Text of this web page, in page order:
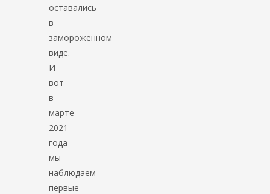
оставались
в
замороженном
виде.
И
вот
в
марте
2021
года
мы
наблюдаем
первые